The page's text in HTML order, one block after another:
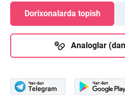
Dorixonalarda topish
Analoglar